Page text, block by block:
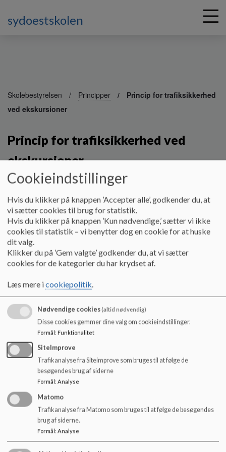
sydoestskolen
Skolebestyrelsen Principper
Princip for trafiksikkerhed
ved ekskursioner
Princip for trafiksikkerhed ved
ekskursioner
Princip for trafiksikkerhed ved ekskursioner
Skolen har pligt til at oplyse alle elever om brug af
cykelhjelm.
Alle elever skal bruge cykelhjelm på alle cykelture, der
foretages i forbindelse med undervisningen eller i SFO-
sammenhæng.
Cykler og elcykler skal leve op til gældende lovkrav og
personalets anvisninger skal til enhver tid følges.
Elløbehjul må ikke benyttes i forbindelse med
undervisningen.
Skolen opfordrer forældrene til at sørge for cykelhjelme til
Cookieindstillinger
Hvis du klikker på knappen ’Accepter alle’, godkender du, at
vi sætter cookies til brug for statistik.
Hvis du klikker på knappen ’Kun nødvendige,’ sætter vi ikke
cookies til statistik – vi benytter dog en cookie for at huske
dit valg.
Klikker du på ’Gem valgte’ godkender du, at vi sætter
cookies for de kategorier du har krydset af.
Læs mere icookiepolitik.
Nødvendige cookies(altid nødvendig)
Disse cookies gemmer dine valg om cookieindstillinger.
Formål: Funktionalitet
SiteImprove
Trafikanalyse fra Siteimprove som bruges til at følge de
besøgendes brug af siderne
Formål : Analyse
Matomo
Trafikanalyse fra Matomo som bruges til at følge de besøgendes
brug af siderne.
Formål: Analyse